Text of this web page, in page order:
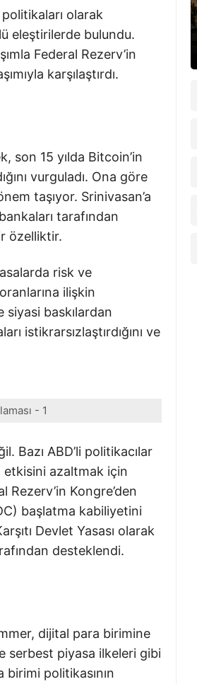
olarak
eleştirilerde bulundu.
Federal Rezerv’in
karşılaştırdı.
son 15 yılda Bitcoin’in
vurguladı. Ona göre
taşıyor. Srinivasan’a
tarafından
özelliktir.
risk ve
ilişkin
baskılardan
istikrarsızlaştırdığını ve
- 1
Bazı ABD’li politikacılar
etkisini azaltmak için
Rezerv’in Kongre’den
başlatma kabiliyetini
Devlet Yasası olarak
desteklendi.
dijital para birimine
serbest piyasa ilkeleri gibi
politikasının